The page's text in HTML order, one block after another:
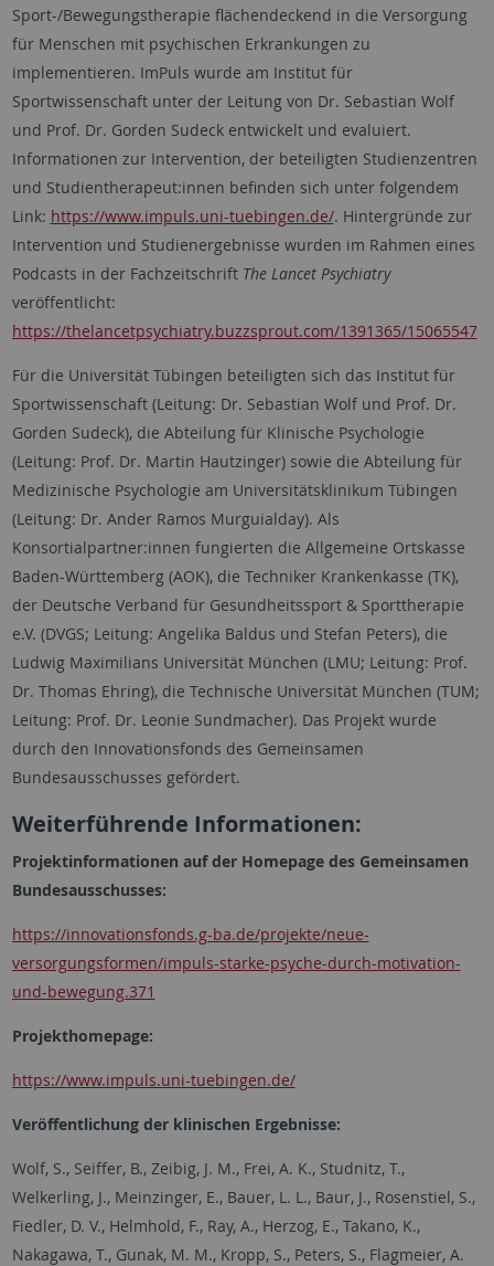
Sport-/Bewegungstherapie flächendeckend in die Versorgung
für Menschen mit psychischen Erkrankungen zu
implementieren. ImPuls wurde am Institut für
Sportwissenschaft unter der Leitung von Dr. Sebastian Wolf
und Prof. Dr. Gorden Sudeck entwickelt und evaluiert.
Informationen zur Intervention, der beteiligten Studienzentren
und Studientherapeut:innen befinden sich unter folgendem
Link: https://www.impuls.uni-tuebingen.de/. Hintergründe zur
Intervention und Studienergebnisse wurden im Rahmen eines
Podcasts in der Fachzeitschrift The Lancet Psychiatry
veröffentlicht:
https://thelancetpsychiatry.buzzsprout.com/1391365/15065547
Für die Universität Tübingen beteiligten sich das Institut für
Sportwissenschaft (Leitung: Dr. Sebastian Wolf und Prof. Dr.
Gorden Sudeck), die Abteilung für Klinische Psychologie
(Leitung: Prof. Dr. Martin Hautzinger) sowie die Abteilung für
Medizinische Psychologie am Universitätsklinikum Tübingen
(Leitung: Dr. Ander Ramos Murguialday). Als
Konsortialpartner:innen fungierten die Allgemeine Ortskasse
Baden-Württemberg (AOK), die Techniker Krankenkasse (TK),
der Deutsche Verband für Gesundheitssport & Sporttherapie
e.V. (DVGS; Leitung: Angelika Baldus und Stefan Peters), die
Ludwig Maximilians Universität München (LMU; Leitung: Prof.
Dr. Thomas Ehring), die Technische Universität München (TUM;
Leitung: Prof. Dr. Leonie Sundmacher). Das Projekt wurde
durch den Innovationsfonds des Gemeinsamen
Bundesausschusses gefördert.
Weiterführende Informationen:
Projektinformationen auf der Homepage des Gemeinsamen
Bundesausschusses:
https://innovationsfonds.g-ba.de/projekte/neue-
versorgungsformen/impuls-starke-psyche-durch-motivation-
und-bewegung.371
Projekthomepage:
https://www.impuls.uni-tuebingen.de/
Veröffentlichung der klinischen Ergebnisse:
Wolf, S., Seiffer, B., Zeibig, J. M., Frei, A. K., Studnitz, T.,
Welkerling, J., Meinzinger, E., Bauer, L. L., Baur, J., Rosenstiel, S.,
Fiedler, D. V., Helmhold, F., Ray, A., Herzog, E., Takano, K.,
Nakagawa, T., Gunak, M. M., Kropp, S., Peters, S., Flagmeier, A.